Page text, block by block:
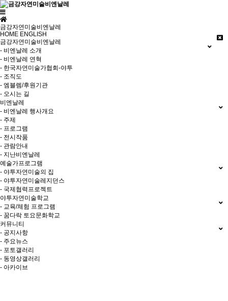
금강자연미술비엔날레
HOME ENGLISH
금강자연미술비엔날레
- 비엔날레 소개
- 비엔날레 연혁
- 한국자연미술가협회-야투
- 조직도
- 엠블렘/후원기관
- 오시는 길
비엔날레
- 비엔날레 행사개요
- 주제
- 프로그램
- 전시작품
- 관람안내
- 지난비엔날레
예술가프로그램
- 야투자연미술의 집
- 야투자연미술레지던스
- 국제협력프로젝트
야투자연미술학교
- 교육/체험 프로그램
- 꿈다락 토요문화학교
커뮤니티
- 공지사항
- 주요뉴스
- 포토갤러리
- 동영상갤러리
- 아카이브